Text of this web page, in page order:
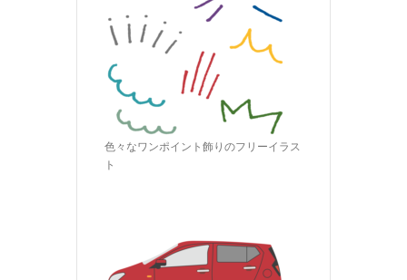
色々なワンポイント飾りのフリーイラス
ト